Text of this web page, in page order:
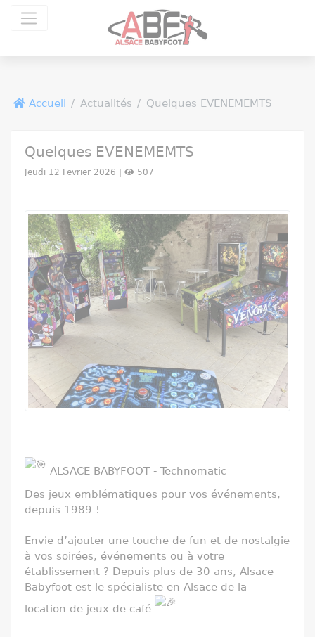
Accueil Actualités Quelques EVENEMEMTS
Quelques EVENEMEMTS
Jeudi 12 Fevrier 2026 | 507
ALSACE BABYFOOT - Technomatic
Des jeux emblématiques pour vos événements,
depuis 1989 !
Envie d’ajouter une touche de fun et de nostalgie
à vos soirées, événements ou à votre
établissement ? Depuis plus de 30 ans, Alsace
Babyfoot est le spécialiste en Alsace de la
location de jeux de café
Panneau de gestion des cookies